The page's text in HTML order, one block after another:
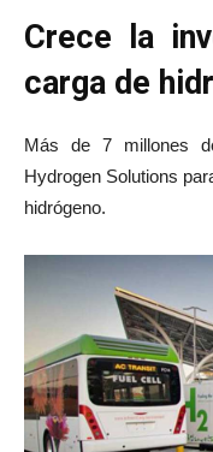
Crece la
carga de
Más de 7 millones
Hydrogen Solutions
hidrógeno.